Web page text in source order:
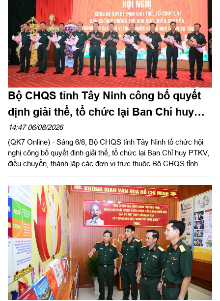
Bộ CHQS tỉnh Tây Ninh công bố quyết
định giải thể, tổ chức lại Ban Chỉ huy
phòng thủ khu vực
14:47 06/08/2026
(QK7 Online) - Sáng 6/8, Bộ CHQS tỉnh Tây Ninh tổ chức hội
nghị công bố quyết định giải thể, tổ chức lại Ban Chỉ huy PTKV,
điều chuyển, thành lập các đơn vị trực thuộc Bộ CHQS tỉnh.
Ngọc Hải, Phó Tham mưu trưởng Quân khu dự và phát biểu
chỉ đạo.